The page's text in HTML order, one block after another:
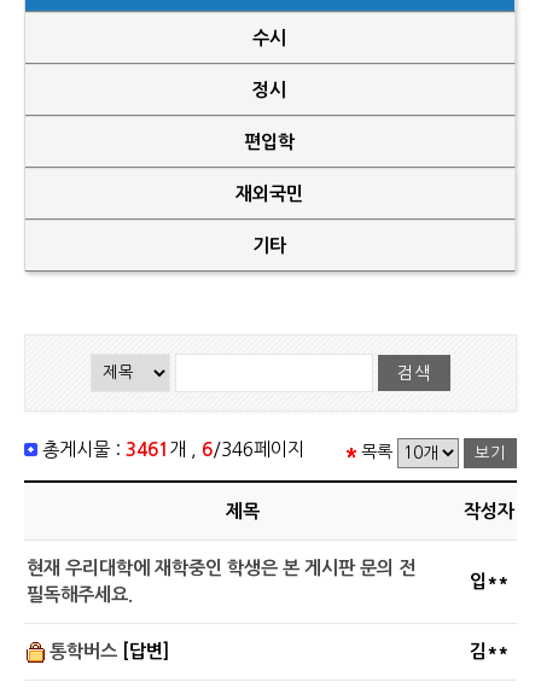
수시
정시
편입학
재외국민
기타
총게시물 : 3461 개 , 6/346페이지 목록
제목 작성자
현재 우리대학에 재학중인 학생은 본 게시판 문의 전
필독해주세요.
입**
통학버스 [답변] 김**